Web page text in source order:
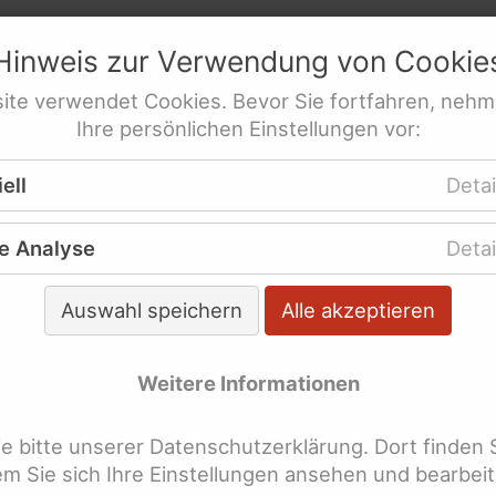
für Alle
e.V.
behinderte Frauen
Themen Gewalt Aktuelles & Archiviertes
& Archiviertes
Inklusionsbeirat fordert Schutz vor
und Mädchen mit Behinderung
Koordinierungsstelle nach Artikel 33
zur Verwendung von
verwendet Cookies. Bevor Sie fortfahren,
Ihre persönlichen Einstellungen vor:
Analyse
Auswahl speichern Alle akzeptieren
Weitere Informationen
bitte unserer Datenschutzerklärung. Dort finden
Sie sich Ihre Einstellungen ansehen und